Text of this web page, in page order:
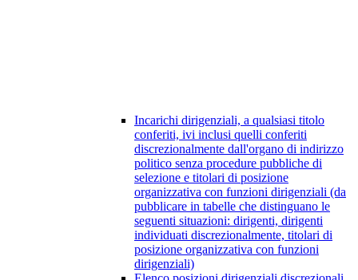
Incarichi dirigenziali, a qualsiasi titolo
conferiti, ivi inclusi quelli conferiti
discrezionalmente dall'organo di indirizzo
politico senza procedure pubbliche di
selezione e titolari di posizione
organizzativa con funzioni dirigenziali (da
pubblicare in tabelle che distinguano le
seguenti situazioni: dirigenti, dirigenti
individuati discrezionalmente, titolari di
posizione organizzativa con funzioni
dirigenziali)